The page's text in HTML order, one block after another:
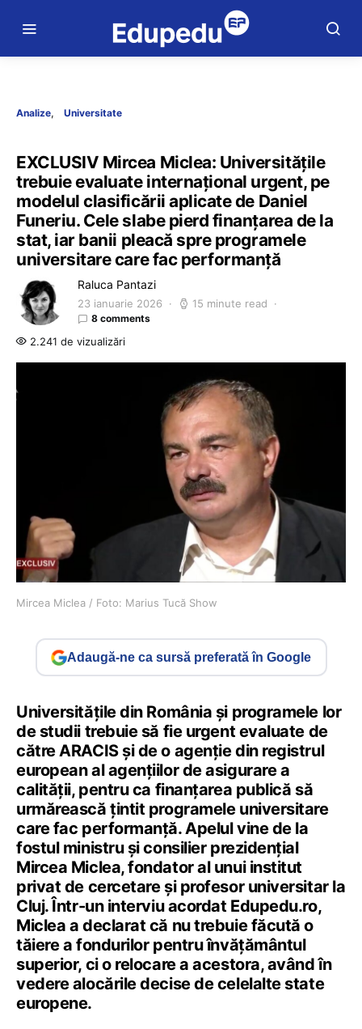
Analize Universitate
EXCLUSIV Mircea Miclea: Universitățile
trebuie evaluate internațional urgent, pe
modelul clasificării aplicate de Daniel
Funeriu. Cele slabe pierd finanțarea de la
stat, iar banii pleacă spre programele
universitare care fac performanță
Raluca Pantazi
23 ianuarie 2026 15 minute read
8 comments
2.241 de vizualizări
Mircea Miclea / Foto: Marius Tucă Show
Adaugă-ne ca sursă preferată în Google
Universitățile din România și programele lor
de studii trebuie să fie urgent evaluate de
către ARACIS și de o agenție din registrul
european al agențiilor de asigurare a
calității, pentru ca finanțarea publică să
urmărească țintit programele universitare
care fac performanță. Apelul vine de la
fostul ministru și consilier prezidențial
Mircea Miclea, fondator al unui institut
privat de cercetare și profesor universitar la
Cluj. Într-un interviu acordat Edupedu.ro,
Miclea a declarat că nu trebuie făcută o
tăiere a fondurilor pentru învățământul
superior, ci o relocare a acestora, având în
vedere alocările decise de celelalte state
europene.